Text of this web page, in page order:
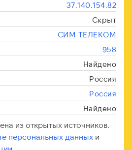
37.140.154.82
Скрыт
СИМ ТЕЛЕКОМ
958
Найдено
Россия
Россия
Найдено
из открытых источников.
персональных данных и